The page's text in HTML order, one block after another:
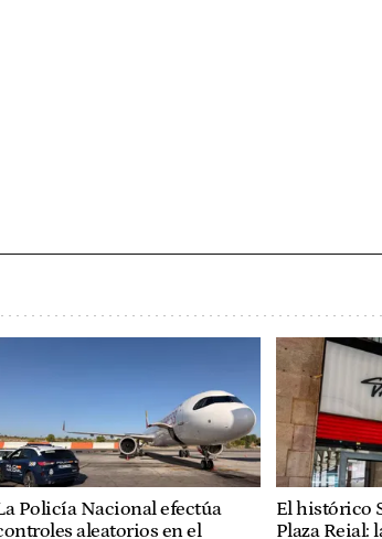
Policía Nacional efectúa
aleatorios en el
El histórico
Plaza Reial: